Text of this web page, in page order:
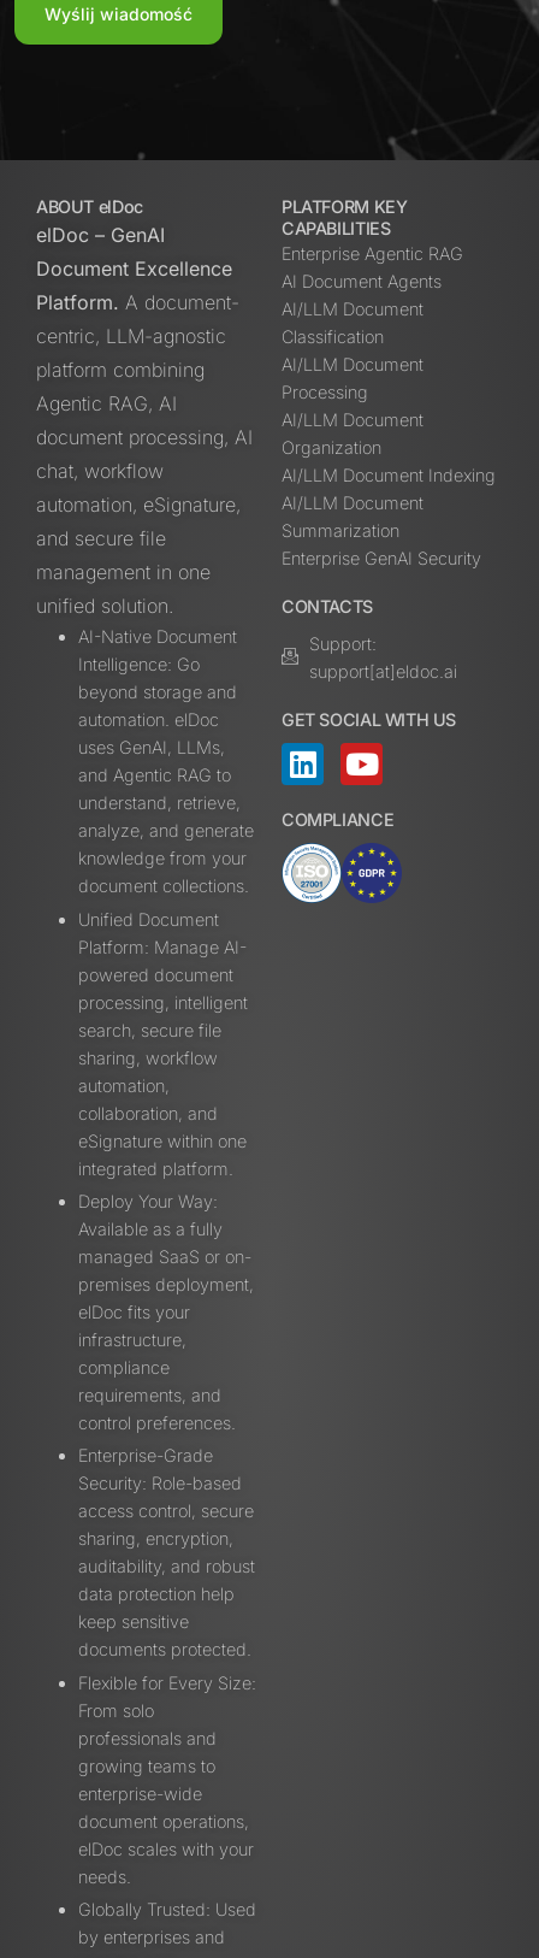
ABOUT elDoc
elDoc – GenAI
Document Excellence
Platform. A document-
centric, LLM-agnostic
platform combining
Agentic RAG, AI
document processing, AI
chat, workflow
automation, eSignature,
and secure file
management in one
unified solution.
AI-Native Document
Intelligence: Go
beyond storage and
automation. elDoc
uses GenAI, LLMs,
and Agentic RAG to
understand, retrieve,
analyze, and generate
knowledge from your
document collections.
Unified Document
Platform: Manage AI-
powered document
processing, intelligent
search, secure file
sharing, workflow
automation,
collaboration, and
eSignature within one
integrated platform.
Deploy Your Way:
Available as a fully
managed SaaS or on-
premises deployment,
elDoc fits your
infrastructure,
compliance
requirements, and
control preferences.
Enterprise-Grade
Security: Role-based
access control, secure
sharing, encryption,
auditability, and robust
data protection help
keep sensitive
documents protected.
Flexible for Every Size:
From solo
professionals and
growing teams to
enterprise-wide
document operations,
elDoc scales with your
needs.
Globally Trusted: Used
by enterprises and
PLATFORM KEY
CAPABILITIES
Enterprise Agentic RAG
AI Document Agents
AI/LLM Document
Classification
AI/LLM Document
Processing
AI/LLM Document
Organization
AI/LLM Document Indexing
AI/LLM Document
Summarization
Enterprise GenAI Security
CONTACTS
Support:
support[at]eldoc.ai
GET SOCIAL WITH US
COMPLIANCE